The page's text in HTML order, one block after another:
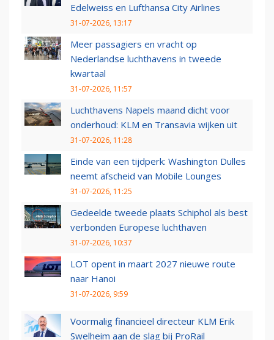
Edelweiss en Lufthansa City Airlines
31-07-2026, 13:17
Meer passagiers en vracht op
Nederlandse luchthavens in tweede
kwartaal
31-07-2026, 11:57
Luchthavens Napels maand dicht voor
onderhoud: KLM en Transavia wijken uit
31-07-2026, 11:28
Einde van een tijdperk: Washington Dulles
neemt afscheid van Mobile Lounges
31-07-2026, 11:25
Gedeelde tweede plaats Schiphol als best
verbonden Europese luchthaven
31-07-2026, 10:37
LOT opent in maart 2027 nieuwe route
naar Hanoi
31-07-2026, 9:59
Voormalig financieel directeur KLM Erik
Swelheim aan de slag bij ProRail